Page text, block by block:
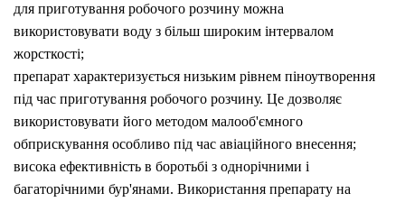
для приготування робочого розчину можна
використовувати воду з більш широким інтервалом
жорсткості;
препарат характеризується низьким рівнем піноутворення
під час приготування робочого розчину. Це дозволяє
використовувати його методом малооб'ємного
обприскування особливо під час авіаційного внесення;
висока ефективність в боротьбі з однорічними і
багаторічними бур'янами. Використання препарату на